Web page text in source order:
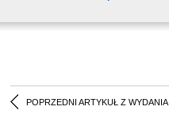
POPRZEDNI ARTYKUŁ Z WYDANIA